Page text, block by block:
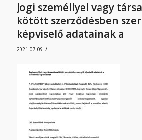
Jogi személlyel vagy
kötött szerződésben
képviselő adatainak a
2021-07-09 /